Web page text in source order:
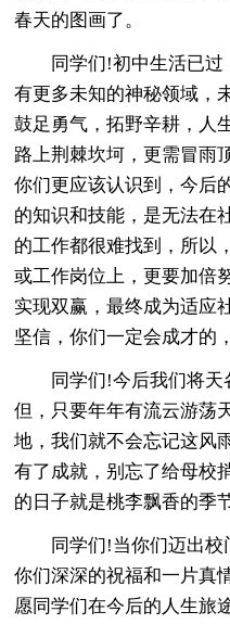
春天的图画了。
同学们!初中生活已
有更多未知的神秘领域，
鼓足勇气，拓野辛耕，人
路上荆棘坎坷，更需冒雨
你们更应该认识到，今后
的知识和技能，是无法在
的工作都很难找到，所以
或工作岗位上，更要加倍
实现双赢，最终成为适应
坚信，你们一定会成才的
同学们!今后我们将天
但，只要年年有流云游荡
地，我们就不会忘记这风
有了成就，别忘了给母校
的日子就是桃李飘香的季
同学们!当你们迈出
你们深深的祝福和一片真
愿同学们在今后的人生旅